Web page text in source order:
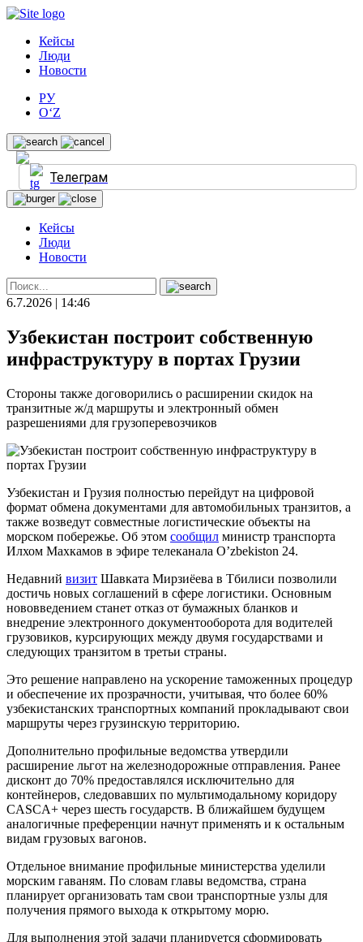
Кейсы
Люди
Новости
РУ
O‘Z
Телеграм
Кейсы
Люди
Новости
6.7.2026 | 14:46
Узбекистан построит собственную
инфраструктуру в портах Грузии
Стороны также договорились о расширении скидок на
транзитные ж/д маршруты и электронный обмен
разрешениями для грузоперевозчиков
Узбекистан и Грузия полностью перейдут на цифровой
формат обмена документами для автомобильных транзитов, а
также возведут совместные логистические объекты на
морском побережье. Об этом сообщил министр транспорта
Илхом Махкамов в эфире телеканала O’zbekiston 24.
Недавний визит Шавката Мирзиёева в Тбилиси позволили
достичь новых соглашений в сфере логистики. Основным
нововведением станет отказ от бумажных бланков и
внедрение электронного документооборота для водителей
грузовиков, курсирующих между двумя государствами и
следующих транзитом в третьи страны.
Это решение направлено на ускорение таможенных процедур
и обеспечение их прозрачности, учитывая, что более 60%
узбекистанских транспортных компаний прокладывают свои
маршруты через грузинскую территорию.
Дополнительно профильные ведомства утвердили
расширение льгот на железнодорожные отправления. Ранее
дисконт до 70% предоставлялся исключительно для
контейнеров, следовавших по мультимодальному коридору
CASCA+ через шесть государств. В ближайшем будущем
аналогичные преференции начнут применять и к остальным
видам грузовых вагонов.
Отдельное внимание профильные министерства уделили
морским гаваням. По словам главы ведомства, страна
планирует организовать там свои транспортные узлы для
получения прямого выхода к открытому морю.
Для выполнения этой задачи планируется сформировать